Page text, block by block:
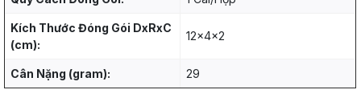
Kích Thước Đóng Gói DxRxC
(cm):
12x4x2
Cân Nặng (gram): 29